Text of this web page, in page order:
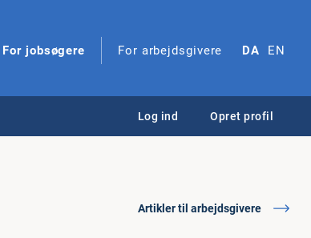
For jobsøgere For arbejdsgivere DA EN
Log ind Opret profil
Artikler til arbejdsgivere